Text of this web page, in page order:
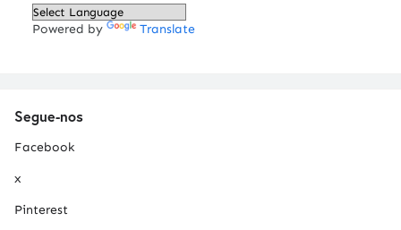
Powered by Translate
Segue-nos
Facebook
x
Pinterest